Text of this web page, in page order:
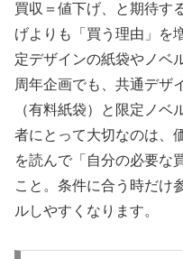
買収＝値下げ、と期待す
げよりも「買う理由」を
定デザインの紙袋やノベ
周年企画でも、共通デザ
（有料紙袋）と限定ノ
者にとって大切なのは、
を読んで「自分の必要な
こと。条件に合う時だけ
ルしやすくなります。